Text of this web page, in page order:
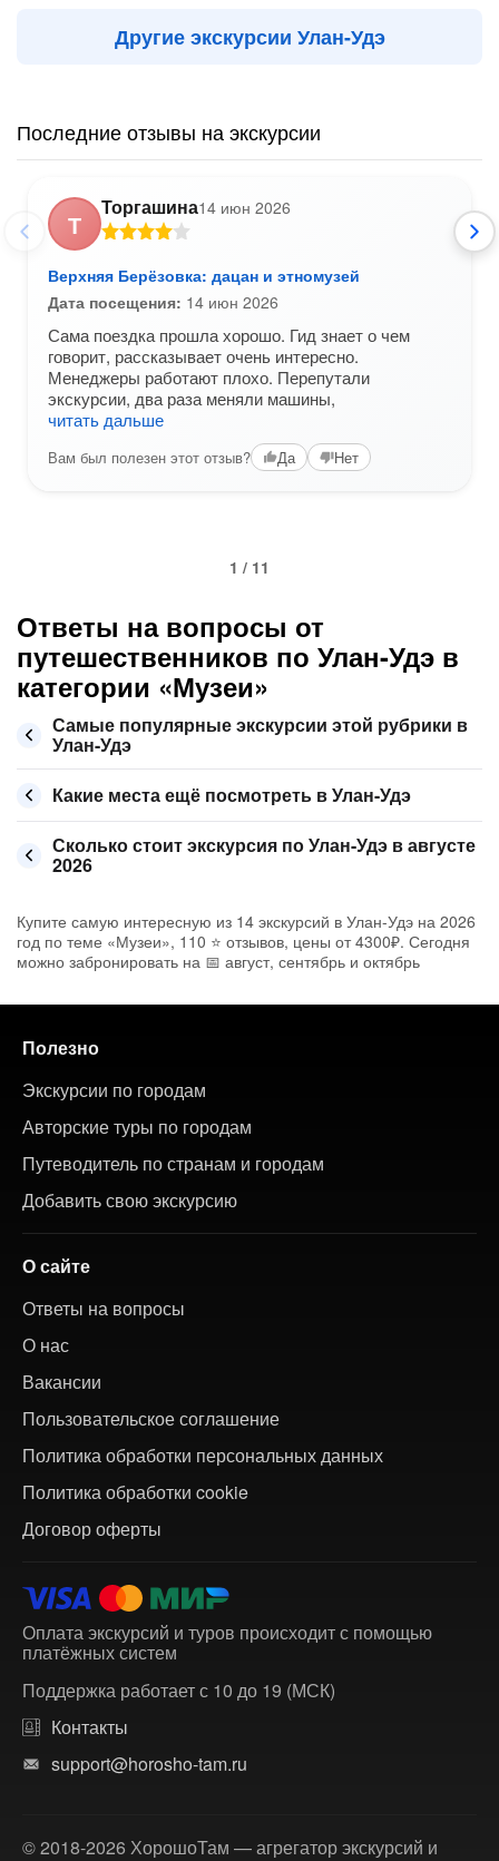
Другие экскурсии Улан-Удэ
Последние отзывы на экскурсии
Т
Торгашина14 июн 2026
Верхняя Берёзовка: дацан и этномузей
Дата посещения: 14 июн 2026
Сама поездка прошла хорошо. Гид знает о чем
говорит, рассказывает очень интересно.
Менеджеры работают плохо. Перепутали
экскурсии, два раза меняли машины,
читать дальше
Вам был полезен этот отзыв? Да Нет
1 / 11
Ответы на вопросы от
путешественников по Улан-Удэ в
категории «Музеи»
Самые популярные экскурсии этой рубрики в
Улан-Удэ
Какие места ещё посмотреть в Улан-Удэ
Сколько стоит экскурсия по Улан-Удэ в августе
2026
Купите самую интересную из 14 экскурсий в Улан-Удэ на 2026
год по теме «Музеи», 110 ⭐ отзывов, цены от 4300₽. Сегодня
можно забронировать на 📅 август, сентябрь и октябрь
Полезно
Экскурсии по городам
Авторские туры по городам
Путеводитель по странам и городам
Добавить свою экскурсию
О сайте
Ответы на вопросы
О нас
Вакансии
Пользовательское соглашение
Политика обработки персональных данных
Политика обработки cookie
Договор оферты
Оплата экскурсий и туров происходит с помощью
платёжных систем
Поддержка работает с 10 до 19 (МСК)
Контакты
support@horosho-tam.ru
© 2018-2026 ХорошоТам — агрегатор экскурсий и